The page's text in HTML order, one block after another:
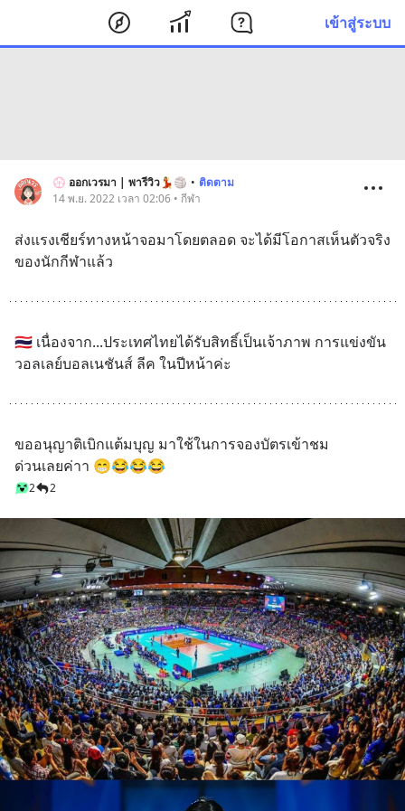
เข้าสู่ระบบ
💮 ออกเวรมา | พารีวิว💃🏐 • ติดตาม
14 พ.ย. 2022 เวลา 02:06 • กีฬา
ส่งแรงเชียร์ทางหน้าจอมาโดยตลอด จะได้มีโอกาสเห็นตัวจริง
ของนักกีฬาแล้ว
🇹🇭 เนื่องจาก...ประเทศไทยได้รับสิทธิ์เป็นเจ้าภาพ การแข่งขัน
วอลเลย์บอลเนชันส์ ลีค ในปีหน้าค่ะ
ขออนุญาติเบิกแต้มบุญ มาใช้ในการจองบัตรเข้าชม
ด่วนเลยค่าา 😁😂😂😂
2 2